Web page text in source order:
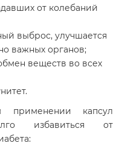
от колебаний
выброс, улучшается
важных органов;
веществ во всех
применении капсул
избавиться от